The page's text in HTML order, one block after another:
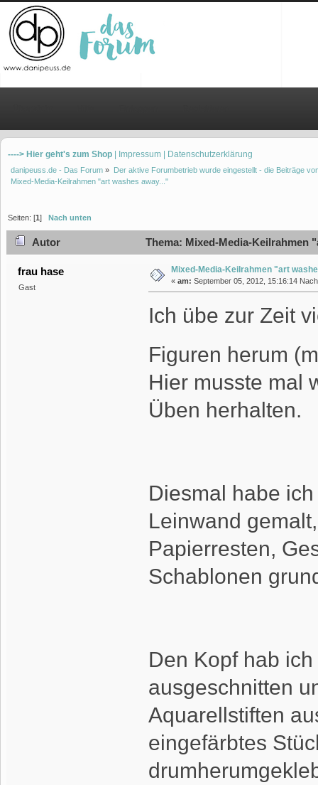
----> Hier geht's zum Shop | Impressum | Datenschutzerklärung
danipeuss.de - Das Forum » Der aktive Forumbetrieb wurde eingestellt - die Beiträge
Mixed-Media-Keilrahmen "art washes away..."
Seiten: [1] Nach unten
Autor Thema: Mixed-Media-Keilrahmen
frau hase
Gast
Mixed-Media-Keilrahmen "art
« am: September 05, 2012, 15:16:14
Ich übe zur Zeit
Figuren herum
Hier musste mal
Üben herhalten.
Diesmal habe
Leinwand
Papierresten,
Schablonen
Den Kopf hab
ausgeschnitten
Aquarellstiften
eingefärbtes